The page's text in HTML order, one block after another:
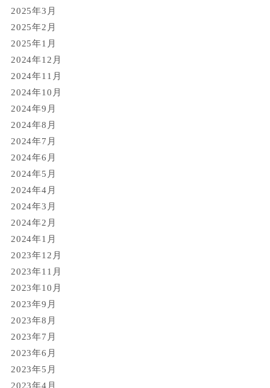
2025年3月
2025年2月
2025年1月
2024年12月
2024年11月
2024年10月
2024年9月
2024年8月
2024年7月
2024年6月
2024年5月
2024年4月
2024年3月
2024年2月
2024年1月
2023年12月
2023年11月
2023年10月
2023年9月
2023年8月
2023年7月
2023年6月
2023年5月
2023年4月